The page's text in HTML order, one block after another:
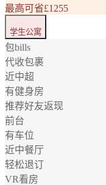
最高可省£1255
学生公寓
包bills
代收包裹
近中超
有健身房
推荐好友返现
前台
有车位
近中餐厅
轻松退订
VR看房